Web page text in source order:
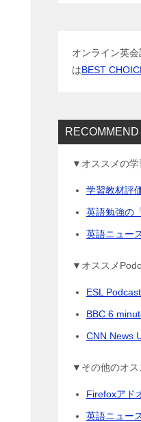
オンライン英
はBEST
▼オススメの学
学習教材評
英語勉強の
英語ニュー
▼オススメ
ESL Podcast
BBC 6
CNN News
▼その他のオス
Firefoxアド
英語ニュー